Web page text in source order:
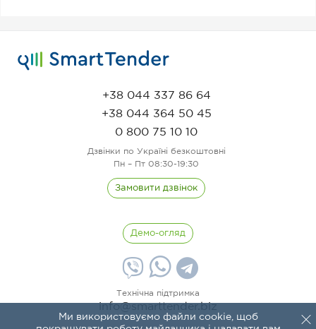
Ми використовуємо файли cookie, щоб
+38 044 337 86 64
+38 044 364 50 45
0 800 75 10 10
Дзвінки по Україні безкоштовні
Пн – Пт 08:30-19:30
Замовити дзвінок
Технічна підтримка
Демо-огляд